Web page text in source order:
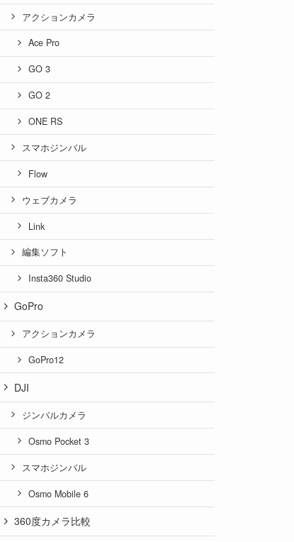
アクションカメラ
Ace Pro
GO 3
GO 2
ONE RS
スマホジンバル
Flow
ウェブカメラ
Link
編集ソフト
Insta360 Studio
GoPro
アクションカメラ
GoPro12
DJI
ジンバルカメラ
Osmo Pocket 3
スマホジンバル
Osmo Mobile 6
360度カメラ比較